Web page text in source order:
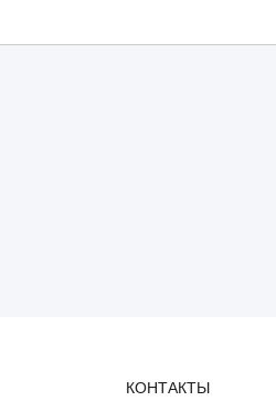
КОНТАКТЫ